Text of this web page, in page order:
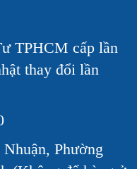
TPHCM cấp lần
thay đổi lần
Phường